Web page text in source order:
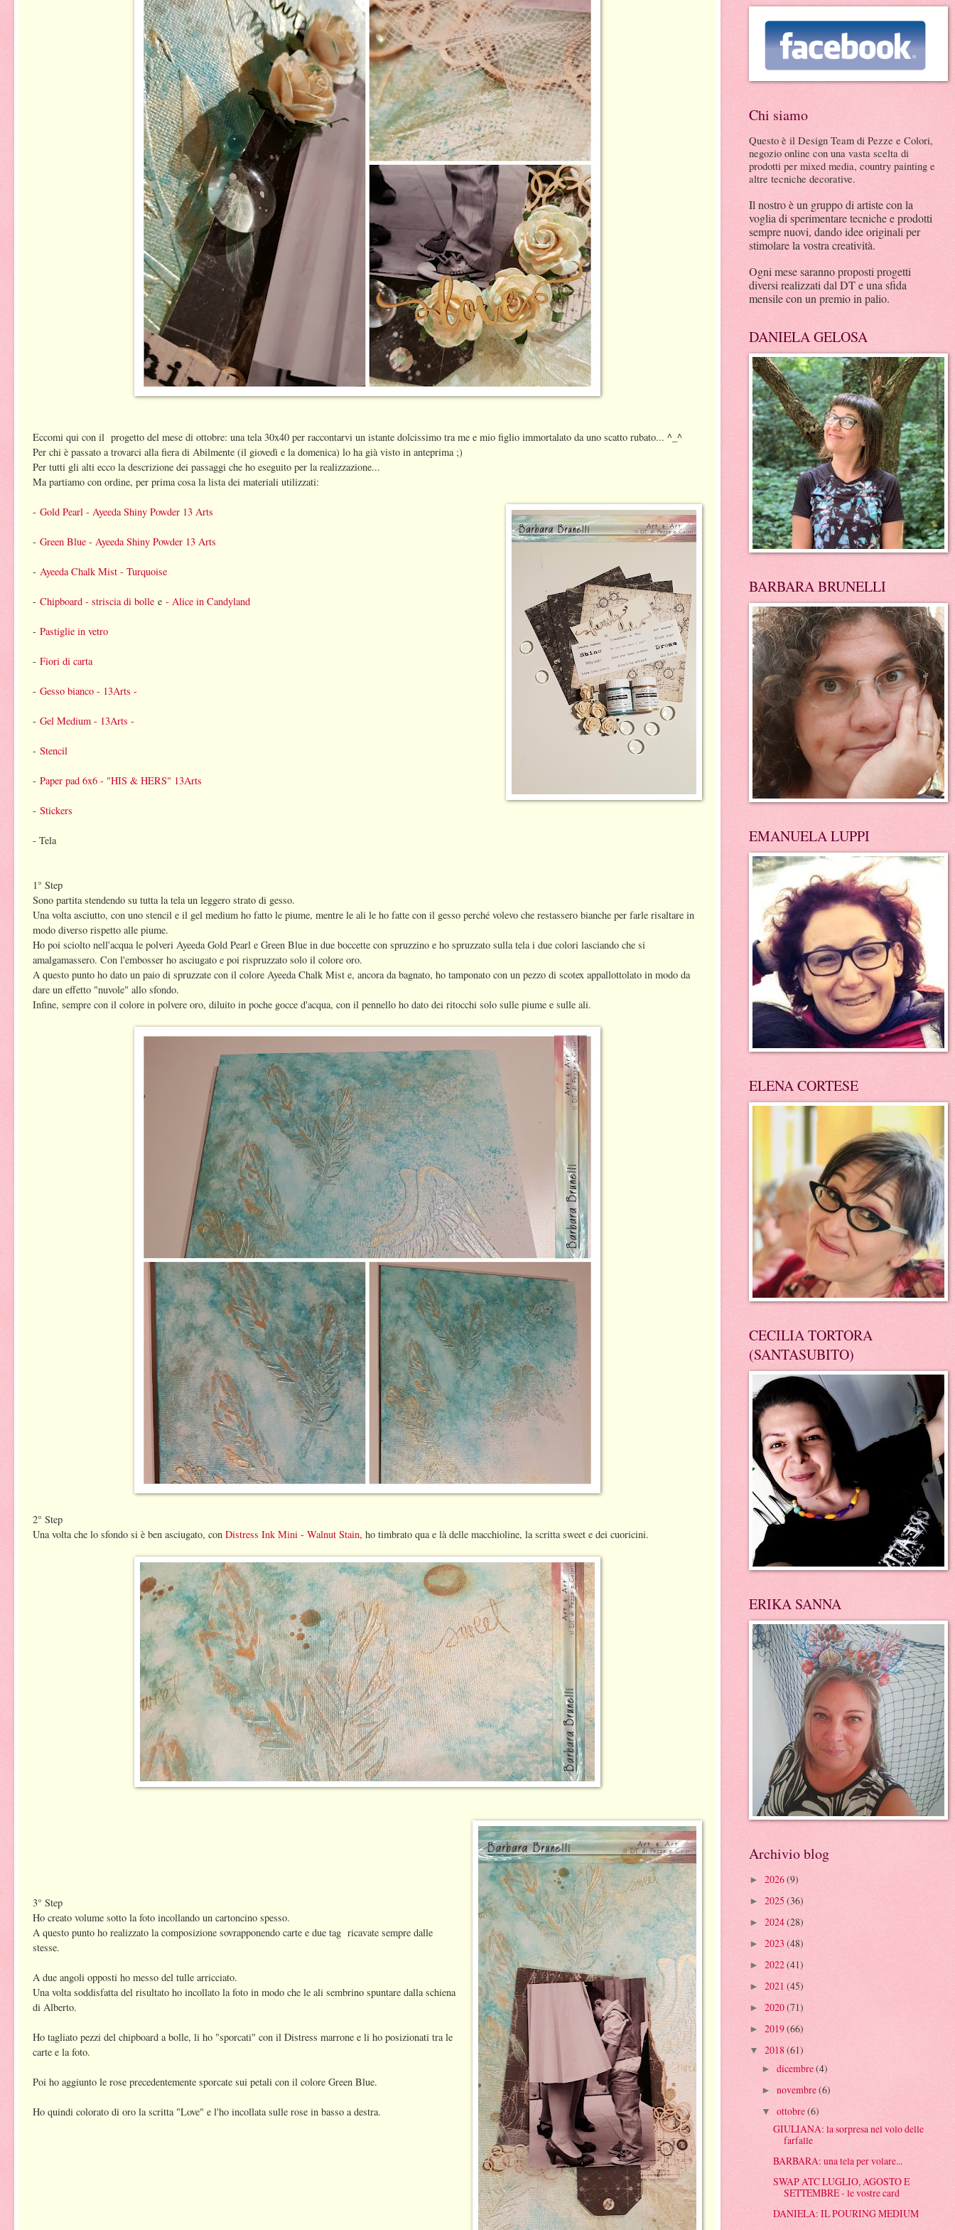
Eccomi qui con il progetto del mese di ottobre: una tela 30x40 per raccontarvi un istante dolcissimo tra me e mio figlio immortalato da uno scatto rubato... ^_^
Per chi è passato a trovarci alla fiera di Abilmente (il giovedì e la domenica) lo ha già visto in anteprima ;)
Per tutti gli alti ecco la descrizione dei passaggi che ho eseguito per la realizzazione...
Ma partiamo con ordine, per prima cosa la lista dei materiali utilizzati:
- Gold Pearl - Ayeeda Shiny Powder 13 Arts
- Green Blue - Ayeeda Shiny Powder 13 Arts
- Ayeeda Chalk Mist - Turquoise
- Chipboard - striscia di bolle e - Alice in Candyland
- Pastiglie in vetro
- Fiori di carta
- Gesso bianco - 13Arts -
- Gel Medium - 13Arts -
- Stencil
- Paper pad 6x6 - "HIS & HERS" 13Arts
- Stickers
- Tela
1° Step
Sono partita stendendo su tutta la tela un leggero strato di gesso.
Una volta asciutto, con uno stencil e il gel medium ho fatto le piume, mentre le ali le ho fatte con il gesso perché volevo che restassero bianche per farle risaltare in
modo diverso rispetto alle piume.
Ho poi sciolto nell'acqua le polveri Ayeeda Gold Pearl e Green Blue in due boccette con spruzzino e ho spruzzato sulla tela i due colori lasciando che si
amalgamassero. Con l'embosser ho asciugato e poi rispruzzato solo il colore oro.
A questo punto ho dato un paio di spruzzate con il colore Ayeeda Chalk Mist e, ancora da bagnato, ho tamponato con un pezzo di scotex appallottolato in modo da
dare un effetto "nuvole" allo sfondo.
Infine, sempre con il colore in polvere oro, diluito in poche gocce d'acqua, con il pennello ho dato dei ritocchi solo sulle piume e sulle ali.
2° Step
Una volta che lo sfondo si è ben asciugato, con Distress Ink Mini - Walnut Stain, ho timbrato qua e là delle macchioline, la scritta sweet e dei cuoricini.
3° Step
Ho creato volume sotto la foto incollando un cartoncino spesso.
A questo punto ho realizzato la composizione sovrapponendo carte e due tag ricavate sempre dalle
stesse.
A due angoli opposti ho messo del tulle arricciato.
Una volta soddisfatta del risultato ho incollato la foto in modo che le ali sembrino spuntare dalla schiena
di Alberto.
Ho tagliato pezzi del chipboard a bolle, li ho "sporcati" con il Distress marrone e li ho posizionati tra le
carte e la foto.
Poi ho aggiunto le rose precedentemente sporcate sui petali con il colore Green Blue.
Ho quindi colorato di oro la scritta "Love" e l'ho incollata sulle rose in basso a destra.
Chi siamo
Questo è il Design Team di Pezze e Colori,
negozio online con una vasta scelta di
prodotti per mixed media, country painting e
altre tecniche decorative.
Il nostro è un gruppo di artiste con la
voglia di sperimentare tecniche e prodotti
sempre nuovi, dando idee originali per
stimolare la vostra creatività.
Ogni mese saranno proposti progetti
diversi realizzati dal DT e una sfida
mensile con un premioin palio.
DANIELA GELOSA
BARBARA BRUNELLI
EMANUELA LUPPI
ELENA CORTESE
CECILIA TORTORA
(SANTASUBITO)
ERIKA SANNA
Archivio blog
► 2026(9)
► 2025 (36)
► 2024(28)
► 2023 (48)
► 2022(41)
► 2021 (45)
► 2020(71)
► 2019(66)
▼ 2018(61)
► dicembre(4)
► novembre(6)
▼ ottobre(6)
GIULIANA: la sorpresa nel volo delle
farfalle
BARBARA: una tela per volare...
SWAP ATC LUGLIO, AGOSTO E
SETTEMBRE - le vostre card
DANIELA: IL POURING MEDIUM